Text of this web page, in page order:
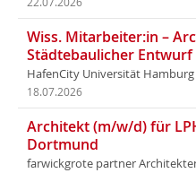
Wiss. Mitarbeiter:in –
Städtebaulicher
HafenCity Universität Hamburg
18.07.2026
Architekt (m/w/d) für
Dortmund
farwickgrote partner